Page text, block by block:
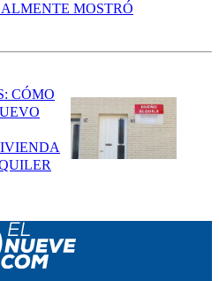
MOSTRÓ
CÓMO